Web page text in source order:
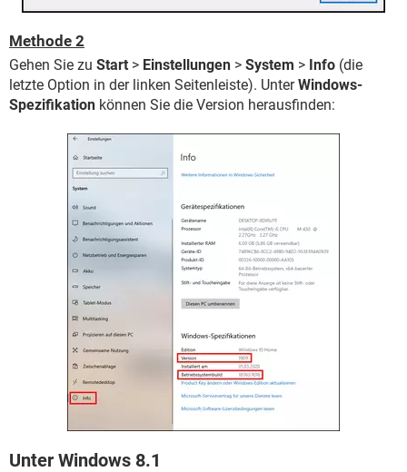
Methode 2
Gehen Sie zu Start > Einstellungen > System > Info (die
letzte Option in der linken Seitenleiste). UnterWindows-
Spezifikation können Sie die Version herausfinden:
Unter Windows 8.1